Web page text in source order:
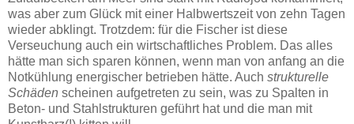
was aber zum Glück mit einer Halbwertszeit von zehn Tagen
wieder abklingt. Trotzdem: für die Fischer ist diese
Verseuchung auch ein wirtschaftliches Problem. Das alles
hätte man sich sparen können, wenn man von anfang an die
Notkühlung energischer betrieben hätte. Auch strukturelle
Schäden scheinen aufgetreten zu sein, was zu Spalten in
Beton- und Stahlstrukturen geführt hat und die man mit